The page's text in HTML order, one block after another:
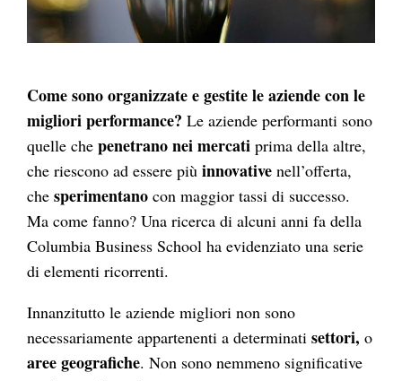
Come sono organizzate e gestite le aziende con le
migliori performance? Le aziende performanti sono
quelle chepenetrano nei mercati prima della altre,
che riescono ad essere piùinnovative nell’offerta,
chesperimentano con maggior tassi di successo.
Ma come fanno? Una ricerca di alcuni anni fa della
Columbia Business School ha evidenziato una serie
di elementi ricorrenti.
Innanzitutto le aziende migliori non sono
necessariamente appartenenti a determinatisettori, o
aree geografiche. Non sono nemmeno significative